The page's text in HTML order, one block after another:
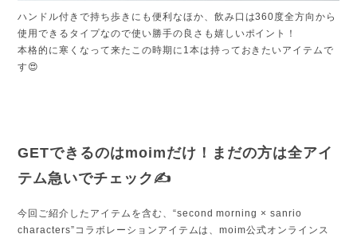
ハンドル付きで持ち歩きにも便利なほか、飲み口は360度全方向から
使用できるタイプなので使い勝手の良さも嬉しいポイント！
本格的に寒くなって来たこの時期に1本は持っておきたいアイテムで
す😍
GETできるのはmoimだけ！まだの方は全アイ
テム急いでチェック✍️
今回ご紹介したアイテムを含む、“second morning × sanrio
characters”コラボレーションアイテムは、moim公式オンラインス